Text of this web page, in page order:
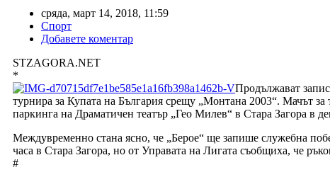
сряда, март 14, 2018, 11:59
Спорт
Добавете коментар
STZAGORA.NET
*
Продължават
турнира за Купата на България срещу „Монтана 2003“. Мачът
паркинга на Драматичен театър „Гео Милев“ в Стара Загора в
Междувременно стана ясно, че „Берое“ ще запише служебна
часа в Стара Загора, но от Управата на Лигата съобщиха, че
#